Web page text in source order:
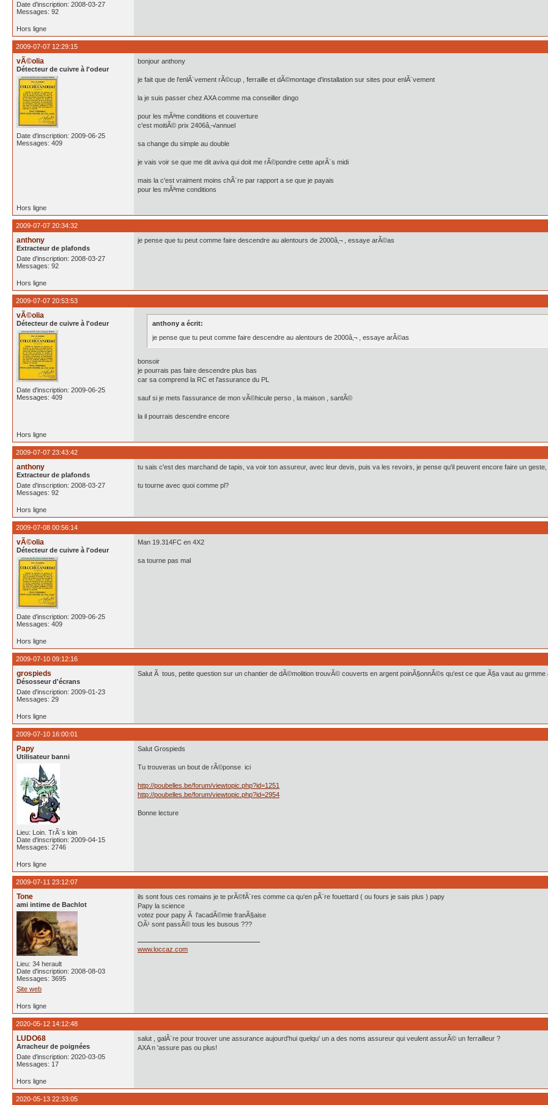
Date d'inscription: 2008-03-27
Messages: 92
Hors ligne
2009-07-07 12:29:15
vÃ©olia
Détecteur de cuivre à l'odeur
Date d'inscription: 2009-06-25
Messages: 409
bonjour anthony
je fait que de l'enlÃ¨vement rÃ©cup , ferraille et dÃ©montage d'installation sur sites pour enlÃ¨vement
la je suis passer chez AXA comme ma conseiller dingo
pour les mÃªme conditions et couverture
c'est moitiÃ© prix 2406â‚¬/annuel
sa change du simple au double
je vais voir se que me dit aviva qui doit me rÃ©pondre cette aprÃ¨s midi
mais la c'est vraiment moins chÃ¨re par rapport a se que je payais
pour les mÃªme conditions
Hors ligne
2009-07-07 20:34:32
anthony
Extracteur de plafonds
Date d'inscription: 2008-03-27
Messages: 92
je pense que tu peut comme faire descendre au alentours de 2000â‚¬ , essaye arÃ©as
Hors ligne
2009-07-07 20:53:53
vÃ©olia
Détecteur de cuivre à l'odeur
Date d'inscription: 2009-06-25
Messages: 409
anthony a écrit:
je pense que tu peut comme faire descendre au alentours de 2000â‚¬ , essaye arÃ©as
bonsoir
je pourrais pas faire descendre plus bas
car sa comprend la RC et l'assurance du PL
sauf si je mets l'assurance de mon vÃ©hicule perso , la maison , santÃ©
la il pourrais descendre encore
Hors ligne
2009-07-07 23:43:42
anthony
Extracteur de plafonds
Date d'inscription: 2008-03-27
Messages: 92
tu sais c'est des marchand de tapis, va voir ton assureur, avec leur devis, puis va les revoirs, je pense qu'il peuvent encore faire un
tu tourne avec quoi comme pl?
Hors ligne
2009-07-08 00:56:14
vÃ©olia
Détecteur de cuivre à l'odeur
Date d'inscription: 2009-06-25
Messages: 409
Man 19.314FC en 4X2
sa tourne pas mal
Hors ligne
2009-07-10 09:12:16
grospieds
Désosseur d'écrans
Date d'inscription: 2009-01-23
Messages: 29
Salut Ã tous, petite question sur un chantier de dÃ©molition trouvÃ© couverts en argent poinÃ§onnÃ©s qu'est ce que Ã§a vaut au
Hors ligne
2009-07-10 16:00:01
Papy
Utilisateur banni
Lieu: Loin. TrÃ¨s loin
Date d'inscription: 2009-04-15
Messages: 2746
Salut Grospieds
Tu trouveras un bout de rÃ©ponse ici
http://poubelles.be/forum/viewtopic.php?id=1251
http://poubelles.be/forum/viewtopic.php?id=2954
Bonne lecture
Hors ligne
2009-07-11 23:12:07
Tone
ami intime de Bachlot
Lieu: 34 herault
Date d'inscription: 2008-08-03
Messages: 3695
Site web
ils sont fous ces romains je te prÃ©fÃ¨res comme ca qu'en pÃ¨re fouettard ( ou fours je sais plus ) papy
Papy la science
votez pour papy Ã l'acadÃ©mie franÃ§aise
OÃ¹ sont passÃ© tous les busous ???
www.loccaz.com
Hors ligne
2020-05-12 14:12:48
LUDO68
Arracheur de poignées
Date d'inscription: 2020-03-05
Messages: 17
salut , galÃ¨re pour trouver une assurance aujourd'hui quelqu' un a des noms assureur qui veulent assurÃ© un ferrailleur ?
AXA n 'assure pas ou plus!
Hors ligne
2020-05-13 22:33:05